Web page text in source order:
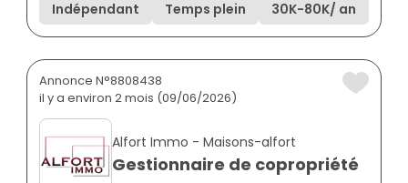
Indépendant Temps plein 30K-80K/ an
Annonce N°8808438
il y a environ 2 mois (09/06/2026)
Alfort Immo - Maisons-alfort
Gestionnaire de copropriété